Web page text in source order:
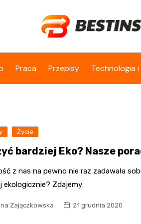
Praca Przepisy Technologia
Życie
bardziej Eko? Nasze
z nas na pewno nie raz zadawała
ekologicznie? Zdajemy
Zajączkowska 21 grudnia 2020